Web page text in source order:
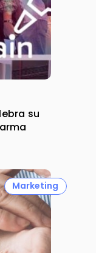
su
Marketing